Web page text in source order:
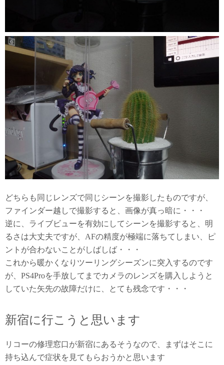
どちらも同じレンズで同じシーンを撮影したものですが、
ファインダー越しで撮影すると、画像が真っ暗に・・・
逆に、ライブビューを有効にしてシーンを撮影すると、明
るさは大丈夫ですが、AFの精度が極端に落ちてしまい、ピ
ントが合わないことがしばしば・・・
これから暖かくなりツーリングシーズンに突入するのです
が、PS4Proを手放してまでカメラのレンズを購入しようと
していた矢先の故障だけに、とても残念です・・・
新宿に行こうと思います
リコーの修理窓口が新宿にあるそうなので、まずはそこに
持ち込んで症状を見てもらおうかと思います